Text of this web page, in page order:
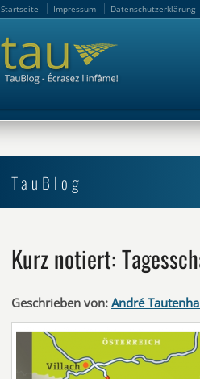
Startseite Impressum Datenschutzerklärung
TauBlog
Kurz notiert:
Geschrieben von: André
Startseite Impressum Datenschutzerklärung